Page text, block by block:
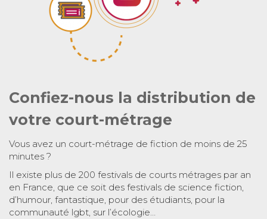
Confiez-nous la distribution de
votre court-métrage
Vous avez un court-métrage de fiction de moins de 25
minutes ?
Il existe plus de 200 festivals de courts métrages par an
en France, que ce soit des festivals de science fiction,
d’humour, fantastique, pour des étudiants, pour la
communauté lgbt, sur l’écologie…